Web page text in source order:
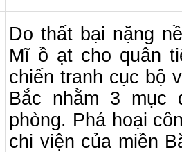
Do thất bại nặng
Mĩ ồ ạt cho quân
chiến tranh cục bộ
Bắc nhằm 3 mục
phòng. Phá hoại
chi viện của miền